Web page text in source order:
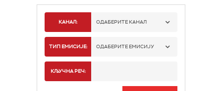
КАНАЛ: ОДАБЕРИТЕ КАНАЛ
РАДИО БЕОГРАД 1
РАДИО БЕОГРАД 3
ТИП ЕМИСИЈЕ: ОДАБЕРИТЕ ЕМИСИЈУ
КЉУЧНА РЕЧ: